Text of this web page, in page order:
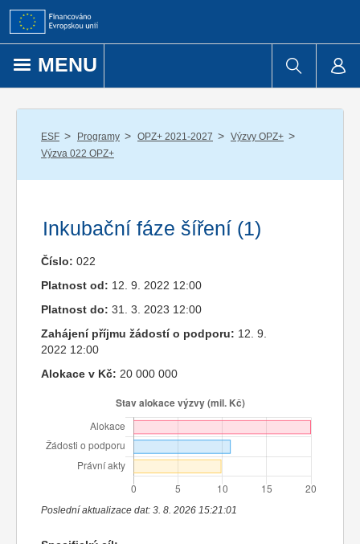
Přejít k obsahu
MENU
ESF / Programy / OPZ+ 2021-2027 / Výzvy OPZ+ /
Výzva 022 OPZ+
Inkubační fáze šíření (1)
Číslo: 022
Platnost od: 12. 9. 2022 12:00
Platnost do: 31. 3. 2023 12:00
Zahájení příjmu žádostí o podporu: 12. 9.
2022 12:00
Alokace v Kč: 20 000 000
Poslední aktualizace dat: 3. 8. 2026 15:21:01